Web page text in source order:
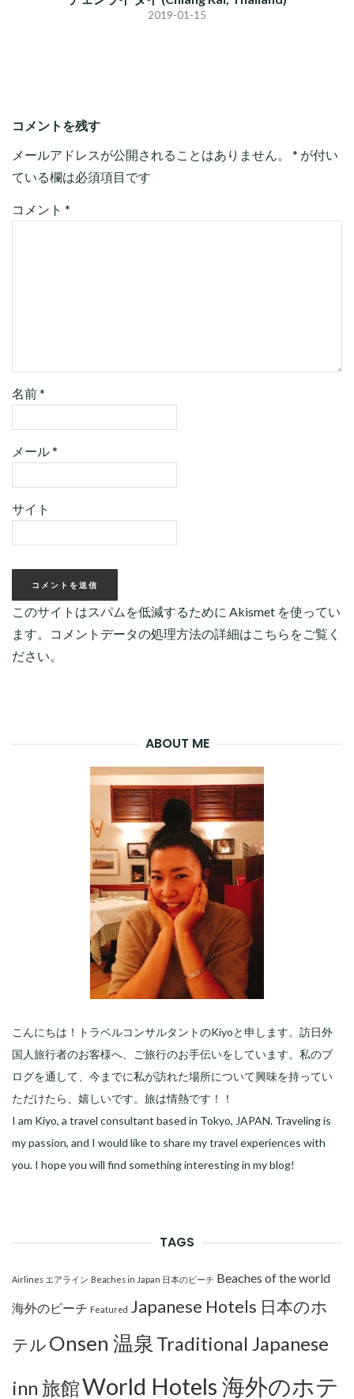
2019-01-15
コメントを残す
メールアドレスが公開されることはありません。 * が付い
ている欄は必須項目です
コメント *
名前*
メール*
サイト
このサイトはスパムを低減するために Akismet を使ってい
ます。
コメントデータの処理方法の詳細はこちらをご覧く
ださい。
ABOUT ME
こんにちは！トラベルコンサルタントのKiyoと申します。訪日外
国人旅行者のお客様へ、ご旅行のお手伝いをしています。私のブ
ログを通して、今までに私が訪れた場所について興味を持ってい
ただけたら、嬉しいです。旅は情熱です！！
I am Kiyo, a travel consultant based in Tokyo, JAPAN. Traveling is
my passion, and I would like to share my travel experiences with
you. I hope you will find something interesting in my blog!
TAGS
Airlines エアライン Beaches in Japan 日本のビーチ Beaches of the world
海外のビーチ Featured Japanese Hotels 日本のホ
テルOnsen 温泉 Traditional Japanese
inn 旅館World Hotels 海外のホテ